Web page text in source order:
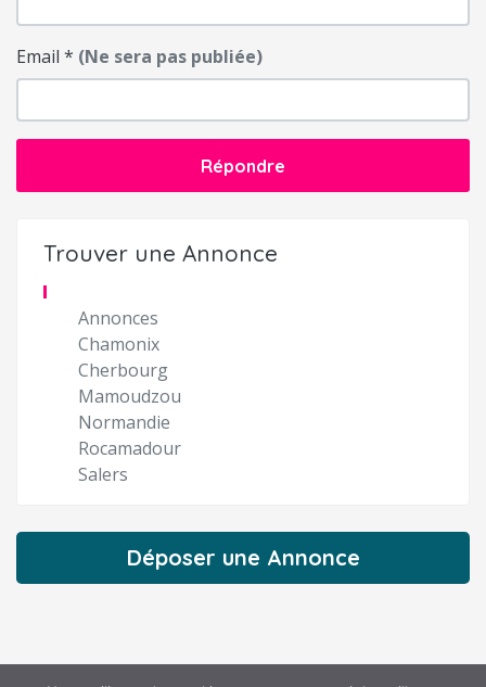
Email * (Ne sera pas publiée)
Répondre
Trouver une Annonce
Annonces
Chamonix
Cherbourg
Mamoudzou
Normandie
Rocamadour
Salers
Déposer une Annonce